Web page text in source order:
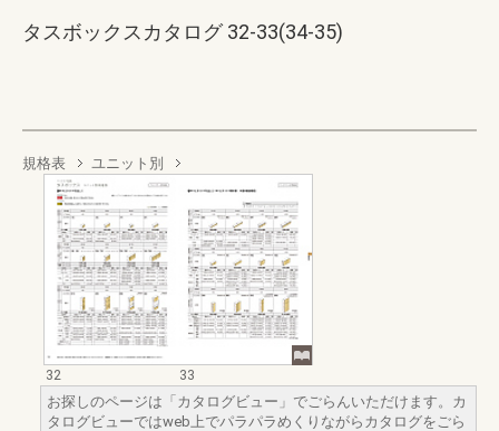
タスボックスカタログ 32-33(34-35)
規格表 ユニット別
32
33
お探しのページは「カタログビュー」でごらんいただけます。カ
タログビューではweb上でパラパラめくりながらカタログをごら